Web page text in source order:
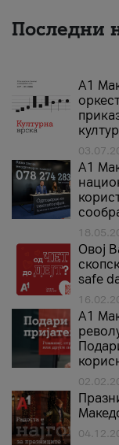
Последни
А1
A1
Овој
safe
А1